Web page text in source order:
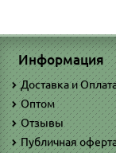
Информация
Доставка и
Оптом
Отзывы
Публичная